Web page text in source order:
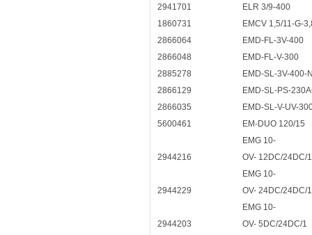
2941701
ELR 3/9-400
1860731
EMCV 1,5/11-G-
2866064
EMD-FL-3V-400
2866048
EMD-FL-V-300
2885278
EMD-SL-3V-400-
2866129
EMD-SL-PS-
2866035
EMD-SL-V-UV-
5600461
EM-DUO 120/15
2944216
EMG 10-
OV- 12DC/24DC/1
2944229
EMG 10-
OV- 24DC/24DC/1
2944203
EMG 10-
OV- 5DC/24DC/1